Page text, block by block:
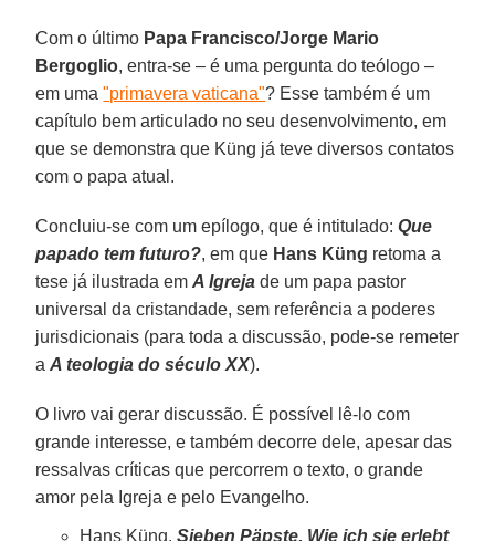
Com o último Papa Francisco/Jorge Mario
Bergoglio, entra-se – é uma pergunta do teólogo –
em uma"primavera vaticana"? Esse também é um
capítulo bem articulado no seu desenvolvimento, em
que se demonstra que Küng já teve diversos contatos
com o papa atual.
Concluiu-se com um epílogo, que é intitulado:Que
papado tem futuro?, em que Hans Küng retoma a
tese já ilustrada emA Igreja de um papa pastor
universal da cristandade, sem referência a poderes
jurisdicionais (para toda a discussão, pode-se remeter
aA teologia do século XX).
O livro vai gerar discussão. É possível lê-lo com
grande interesse, e também decorre dele, apesar das
ressalvas críticas que percorrem o texto, o grande
amor pela Igreja e pelo Evangelho.
Hans Küng.Sieben Päpste. Wie ich sie erlebt